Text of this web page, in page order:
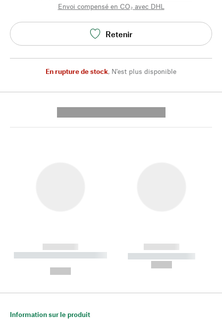
Envoi compensé en CO₂ avec DHL
Retenir
En rupture de stock, N'est plus disponible
------------
----------- ----------- --------
------------
----------- -----------
Information sur le produit